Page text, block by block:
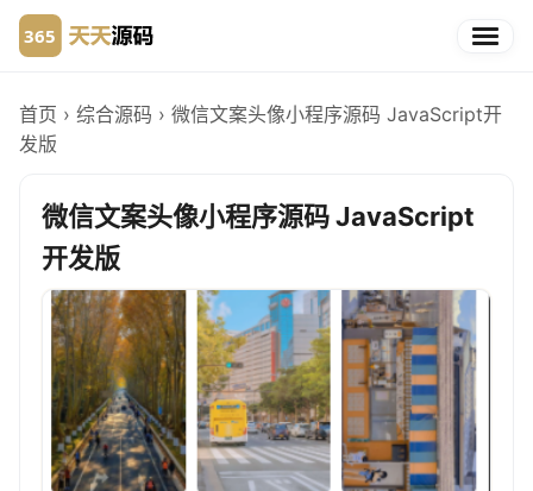
首页 › 综合源码 › 微信文案头像小程序源码 JavaScript开
发版
微信文案头像小程序源码 JavaScript
开发版